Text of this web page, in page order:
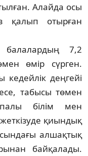
Алайда осы
қалып отырған
7,2
өмір сүр­ген.
деңгейі
табысы төмен
білім мен
қиындық
алшақтық
бай­қа­лады.